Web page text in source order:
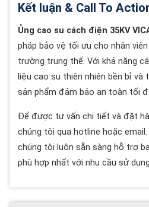
Kết luận & Call To
Ủng cao su cách điện 35KV
pháp bảo vệ tối ưu cho nhân
trường trung thế. Với khả năng
liệu cao su thiên nhiên bền bỉ
sản phẩm đảm bảo an toàn tối
Để được tư vấn chi tiết và đặt
chúng tôi qua hotline hoặc
chúng tôi luôn sẵn sàng hỗ trợ
phù hợp nhất với nhu cầu sử